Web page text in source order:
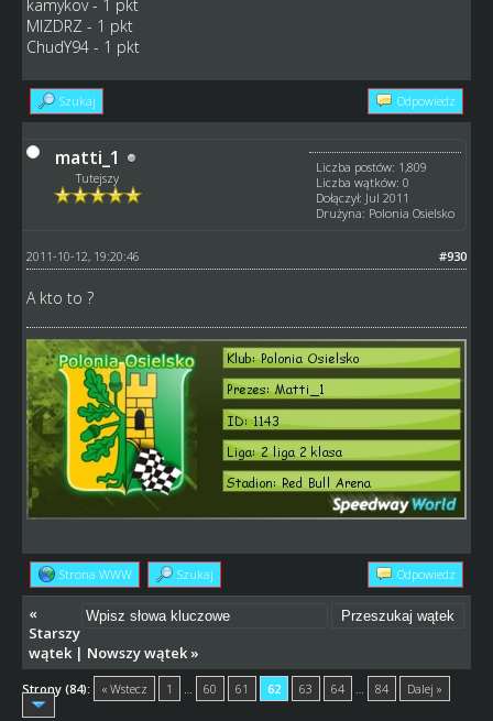
kamykov - 1 pkt
MIZDRZ - 1 pkt
ChudY94 - 1 pkt
Szukaj Odpowiedz
matti_1
Tutejszy
Liczba postów: 1,809
Liczba wątków: 0
Dołączył: Jul 2011
Drużyna: Polonia Osielsko
#930
2011-10-12, 19:20:46
A kto to ?
Strona WWW Szukaj Odpowiedz
«
Starszy
wątek| Nowszy wątek»
Strony (84): « Wstecz 1 … 60 61 62 63 64 … 84 Dalej »